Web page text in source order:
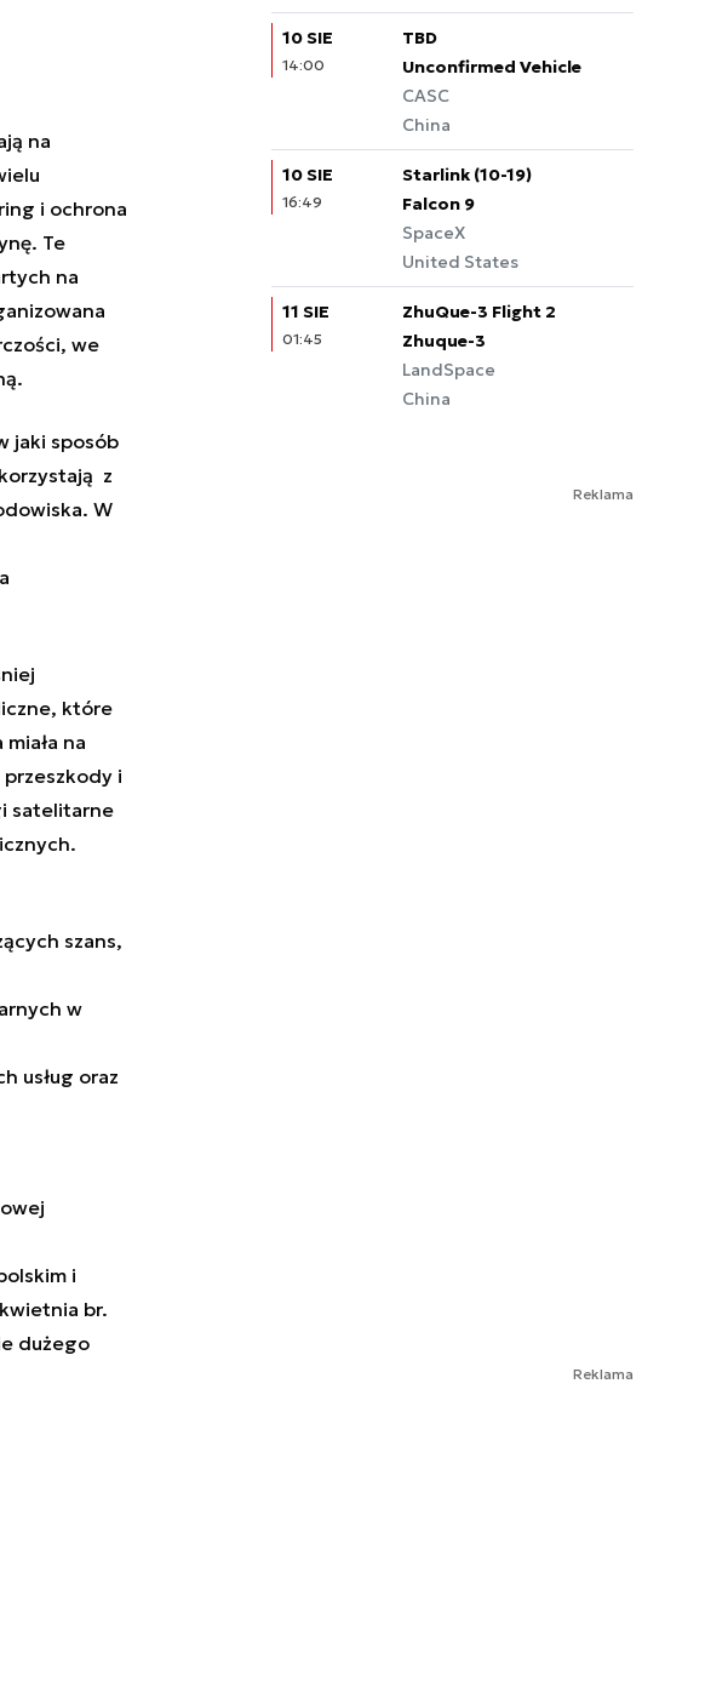
na
i ochrona
Te
na
we
jaki sposób
z
W
które
na
i
satelitarne
szans,
w
usług oraz
i
br.
dużego
10 SIE
14:00
TBD
Unconfirmed Vehicle
CASC
China
10 SIE
16:49
Starlink (10-19)
Falcon 9
SpaceX
United States
11 SIE
01:45
ZhuQue-3 Flight 2
Zhuque-3
LandSpace
China
Reklama
Reklama